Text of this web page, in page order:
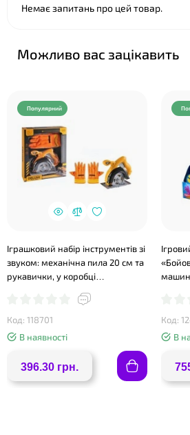
Немає запитань про цей товар.
Можливо вас зацікавить
Популярний
Іграшковий набір інструментів зі
звуком: механічна пила 20 см та
рукавички, у коробці
Код: 118701
В наявності
396.30 грн.
Код:
В